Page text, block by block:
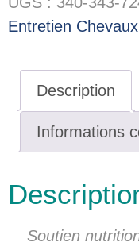
Entretien Chevaux
Description
Informations
Soutien